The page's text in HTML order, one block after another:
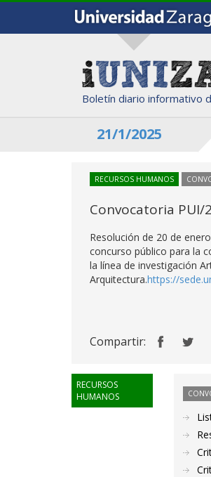
Boletín diario informativo
21/1/2025
RECURSOS HUMANOS
Convocatoria
Resolución de 20 de
concurso público para la
la línea de investigación
Arquitectura.https://
Compartir:
RECURSOS
HUMANOS